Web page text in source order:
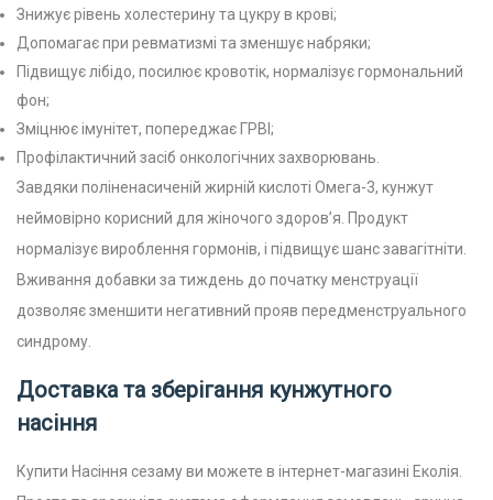
Знижує рівень холестерину та цукру в крові;
Допомагає при ревматизмі та зменшує набряки;
Підвищує лібідо, посилює кровотік, нормалізує гормональний
фон;
Зміцнює імунітет, попереджає ГРВІ;
Профілактичний засіб онкологічних захворювань.
Завдяки поліненасиченій жирній кислоті Омега-3, кунжут
неймовірно корисний для жіночого здоров’я. Продукт
нормалізує вироблення гормонів, і підвищує шанс завагітніти.
Вживання добавки за тиждень до початку менструації
дозволяє зменшити негативний прояв передменструального
синдрому.
Доставка та зберігання кунжутного
насіння
Купити Насіння сезаму ви можете в інтернет-магазині Еколія.